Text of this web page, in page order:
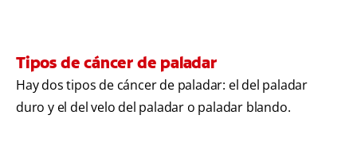
Tipos de cáncer de paladar
Hay dos tipos de cáncer de paladar: el del paladar
duro y el del velo del paladar o paladar blando.